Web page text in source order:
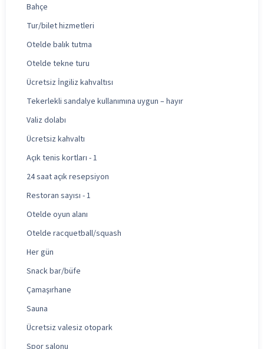
Bahçe
Tur/bilet hizmetleri
Otelde balık tutma
Otelde tekne turu
Ücretsiz İngiliz kahvaltısı
Tekerlekli sandalye kullanımına uygun – hayır
Valiz dolabı
Ücretsiz kahvaltı
Açık tenis kortları - 1
24 saat açık resepsiyon
Restoran sayısı - 1
Otelde oyun alanı
Otelde racquetball/squash
Her gün
Snack bar/büfe
Çamaşırhane
Sauna
Ücretsiz valesiz otopark
Spor salonu